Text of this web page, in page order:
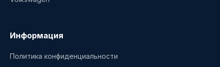
Информация
Политика конфиденциальности